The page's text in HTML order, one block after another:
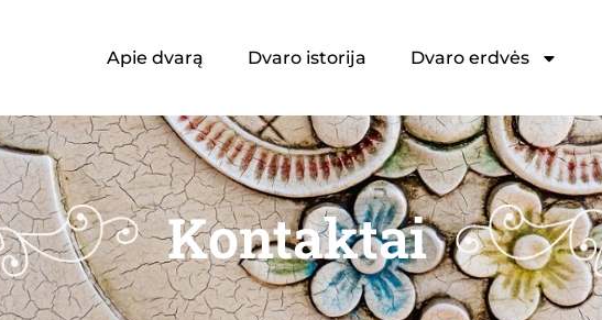
Apie dvarą Dvaro istorija Dvaro erdvės
Kontaktai